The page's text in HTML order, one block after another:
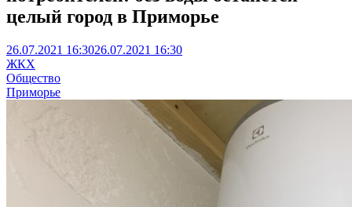
целый город в Приморье
26.07.2021 16:3026.07.2021 16:30
ЖКХ
Общество
Приморье